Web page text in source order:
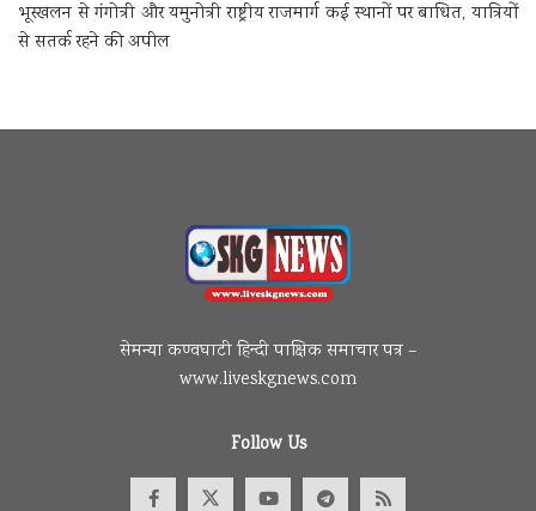
भूस्खलन से गंगोत्री और यमुनोत्री राष्ट्रीय राजमार्ग कई स्थानों पर बाधित, यात्रियों
से सतर्क रहने की अपील
सेमन्या कण्वघाटी हिन्दी पाक्षिक समाचार पत्र –
www.liveskgnews.com
Follow Us